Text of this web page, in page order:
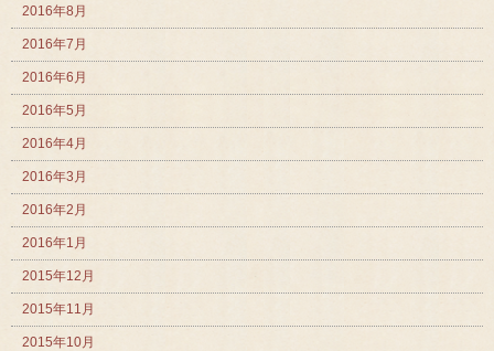
2016年8月
2016年7月
2016年6月
2016年5月
2016年4月
2016年3月
2016年2月
2016年1月
2015年12月
2015年11月
2015年10月